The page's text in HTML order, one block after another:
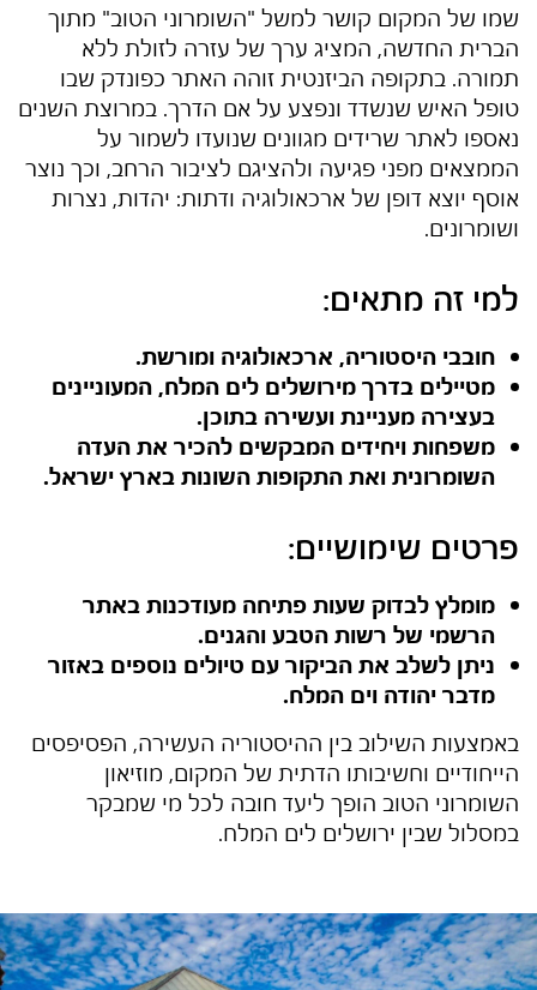
שמו של המקום קושר למשל "השומרוני הטוב" מתוך
הברית החדשה, המציג ערך של עזרה לזולת ללא
תמורה. בתקופה הביזנטית זוהה האתר כפונדק שבו
טופל האיש שנשדד ונפצע על אם הדרך. במרוצת השנים
נאספו לאתר שרידים מגוונים שנועדו לשמור על
הממצאים מפני פגיעה ולהציגם לציבור הרחב, וכך נוצר
אוסף יוצא דופן של ארכאולוגיה ודתות: יהדות, נצרות
ושומרונים.
למי זה מתאים:
חובבי היסטוריה, ארכאולוגיה ומורשת.
מטיילים בדרך מירושלים לים המלח, המעוניינים
בעצירה מעניינת ועשירה בתוכן.
משפחות ויחידים המבקשים להכיר את העדה
השומרונית ואת התקופות השונות בארץ ישראל.
פרטים שימושיים:
מומלץ לבדוק שעות פתיחה מעודכנות באתר
הרשמי של רשות הטבע והגנים.
ניתן לשלב את הביקור עם טיולים נוספים באזור
מדבר יהודה וים המלח.
באמצעות השילוב בין ההיסטוריה העשירה, הפסיפסים
הייחודיים וחשיבותו הדתית של המקום, מוזיאון
השומרוני הטוב הופך ליעד חובה לכל מי שמבקר
במסלול שבין ירושלים לים המלח.